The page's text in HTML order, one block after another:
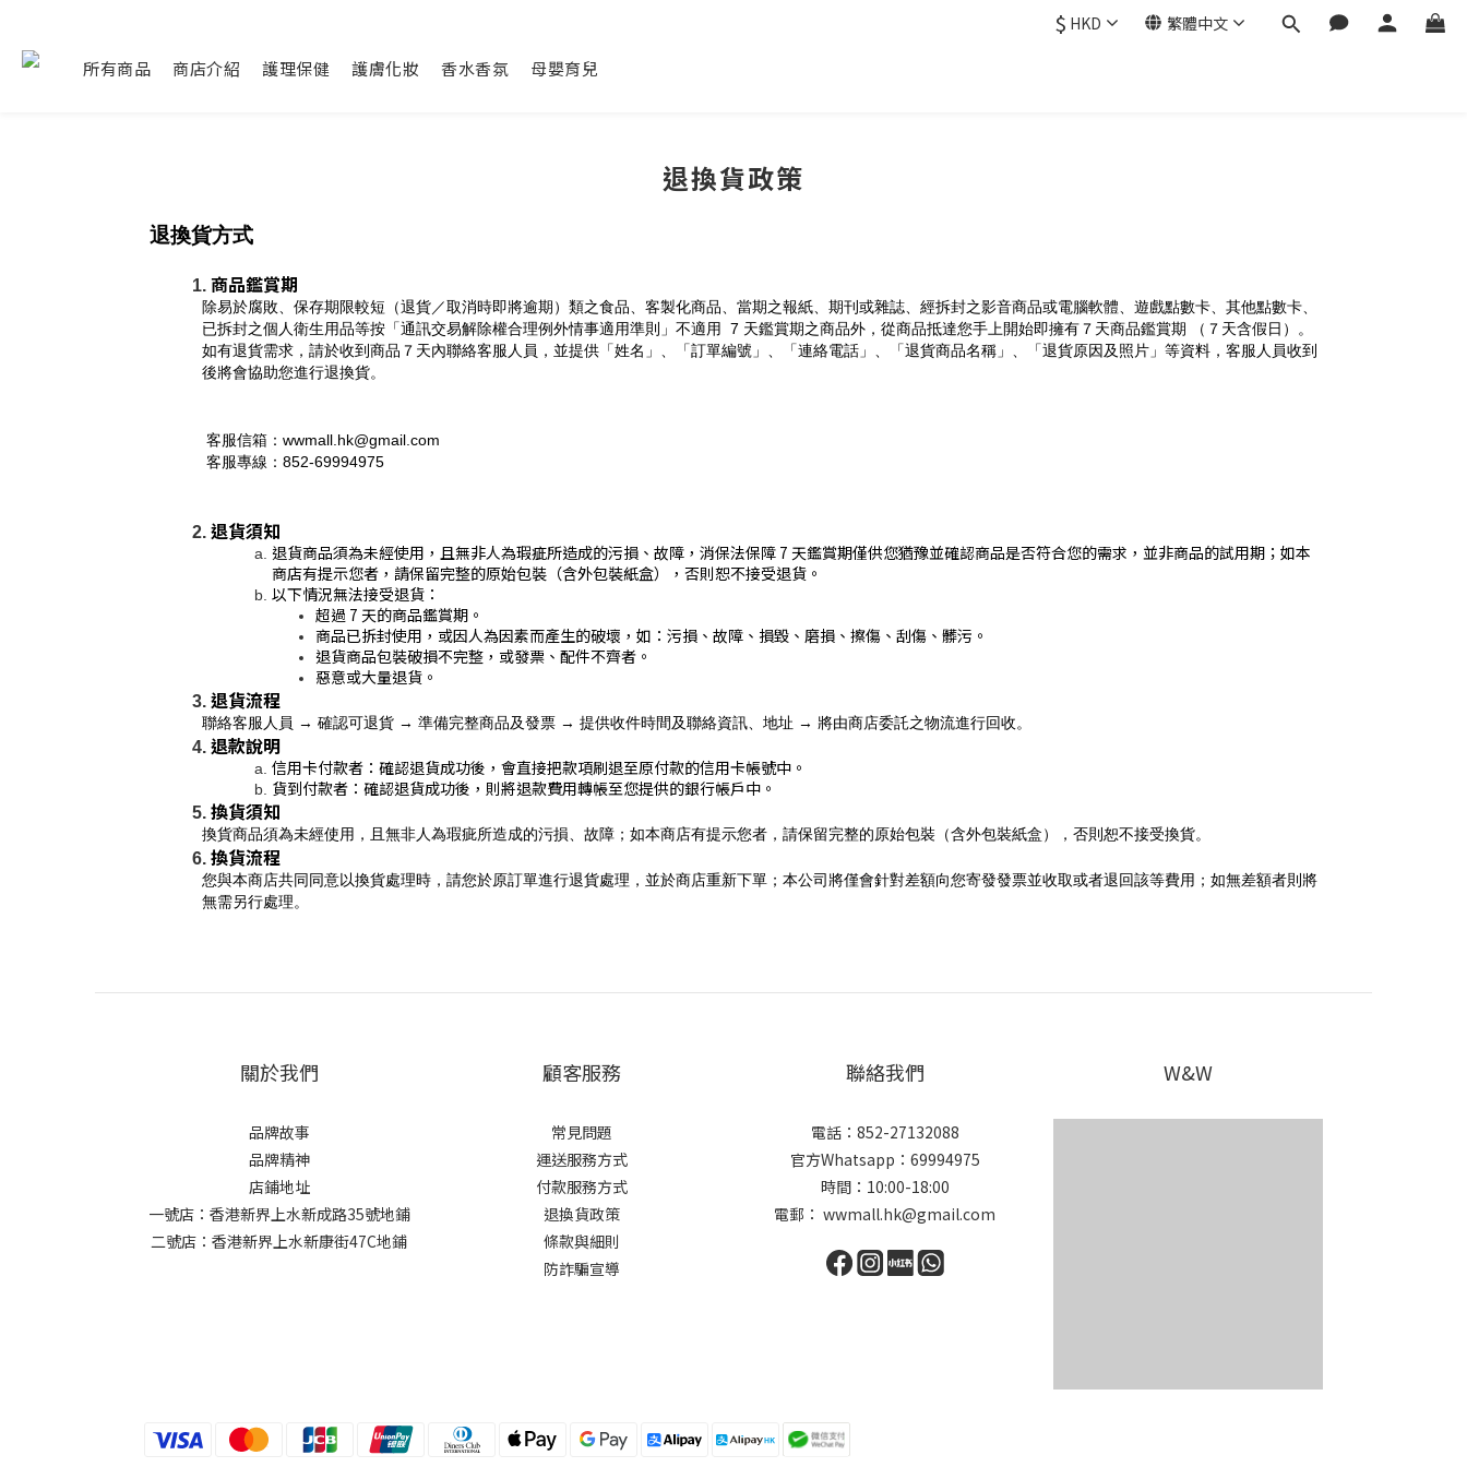
$ HKD 繁體中文
所有商品 商店介紹 護理保健 護膚化妝 香水香氛 母嬰育兒
退換貨政策
退換貨方式
商品鑑賞期
除易於腐敗、保存期限較短（退貨／取消時即將逾期）類之食品、客製化商品、當期之報紙、期刊或雜誌、經拆封之影音商品或電腦軟體、遊戲點數卡、其他點數卡、
已拆封之個人衛生用品等按「通訊交易解除權合理例外情事適用準則」不適用  7 天鑑賞期之商品外，從商品抵達您手上開始即擁有７天商品鑑賞期 （７天含假日）。
如有退貨需求，請於收到商品７天內聯絡客服人員，並提供「姓名」、「訂單編號」、「連絡電話」、「退貨商品名稱」、「退貨原因及照片」等資料，客服人員收到
後將會協助您進行退換貨。
客服信箱：wwmall.hk@gmail.com
客服專線：852-69994975
退貨須知
退貨商品須為未經使用，且無非人為瑕疵所造成的污損、故障，消保法保障 7 天鑑賞期僅供您猶豫並確認商品是否符合您的需求，並非商品的試用期；如本
商店有提示您者，請保留完整的原始包裝（含外包裝紙盒），否則恕不接受退貨。
以下情況無法接受退貨：
超過 7 天的商品鑑賞期。
商品已拆封使用，或因人為因素而產生的破壞，如：污損、故障、損毀、磨損、擦傷、刮傷、髒污。
退貨商品包裝破損不完整，或發票、配件不齊者。
惡意或大量退貨。
退貨流程
聯絡客服人員 → 確認可退貨 → 準備完整商品及發票 → 提供收件時間及聯絡資訊、地址 → 將由商店委託之物流進行回收。
退款說明
信用卡付款者：確認退貨成功後，會直接把款項刷退至原付款的信用卡帳號中。
貨到付款者：確認退貨成功後，則將退款費用轉帳至您提供的銀行帳戶中。
換貨須知
換貨商品須為未經使用，且無非人為瑕疵所造成的污損、故障；如本商店有提示您者，請保留完整的原始包裝（含外包裝紙盒），否則恕不接受換貨。
換貨流程
您與本商店共同同意以換貨處理時，請您於原訂單進行退貨處理，並於商店重新下單；本公司將僅會針對差額向您寄發發票並收取或者退回該等費用；如無差額者則將
無需另行處理。
關於我們
品牌故事
品牌精神
店鋪地址
一號店：香港新界上水新成路35號地鋪
二號店：香港新界上水新康街47C地鋪
顧客服務
常見問題
運送服務方式
付款服務方式
退換貨政策
條款與細則
防詐騙宣導
聯絡我們
電話：852-27132088
官方Whatsapp：69994975
時間：10:00-18:00
電郵： wwmall.hk@gmail.com
W&W